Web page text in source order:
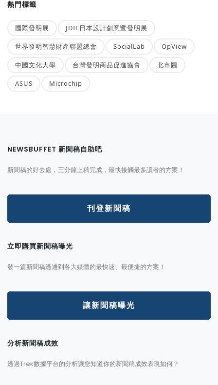
熱門標籤
國際發明展 JDIE日本設計創意暨發明展
世界發明智慧財產聯盟總會 SocialLab OpView
中國文化大學 台灣發明商品促進協會 北市圖
ASUS Microchip
NEWSBUFFET 新聞稿自助吧
新聞稿的好去處，三分鐘上稿完成，最快接觸最多讀者的方案！
刊登新聞稿
立即購買新聞稿曝光
發一篇新聞稿透通到各大媒體的最快速、最便捷的方案！
讓新聞稿曝光
分析新聞稿成效
透過Trek數據平台的分析讓您知道你的新聞稿成效表現如何？